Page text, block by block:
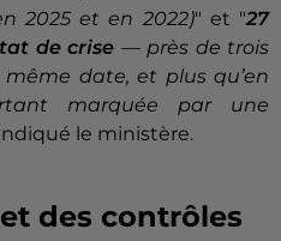
2025 et en 2022)" et "27
de crise — près de trois
même date, et plus qu’en
marquée par une
le ministère.
des contrôles